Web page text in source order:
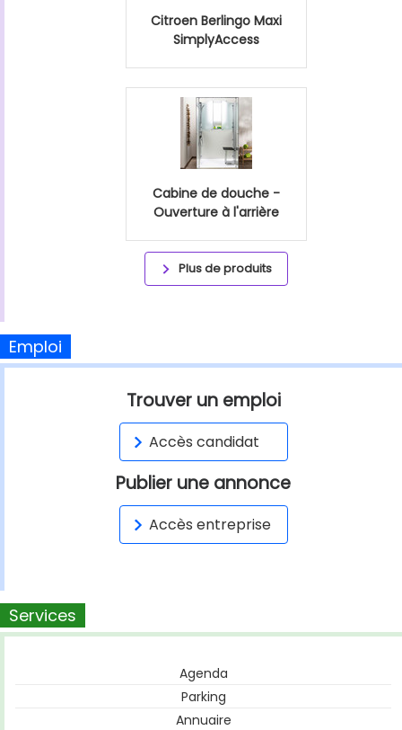
Citroen Berlingo Maxi
SimplyAccess
Cabine de douche -
Ouverture à l'arrière
Plus de produits
Emploi
Trouver un emploi
Accès candidat
Publier une annonce
Accès entreprise
Services
Agenda
Parking
Annuaire